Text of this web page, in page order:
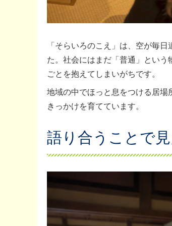
「そらいろのこえ」は、空が毎
た。社会にはまだ「普通」とい
ごとを抱えてしまいがちです。
地域の中でほっと息をつける居
きっかけを育てています。
語り合うことで